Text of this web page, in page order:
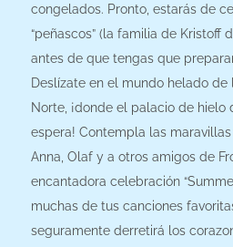
congelados. Pronto, estarás de
“peñascos” (la familia de Kristoff
antes de que tengas que
Deslízate en el mundo helado de
Norte, ¡donde el palacio de hielo
espera! Contempla las
Anna, Olaf y a otros amigos de
encantadora celebración
muchas de tus canciones
seguramente derretirá los